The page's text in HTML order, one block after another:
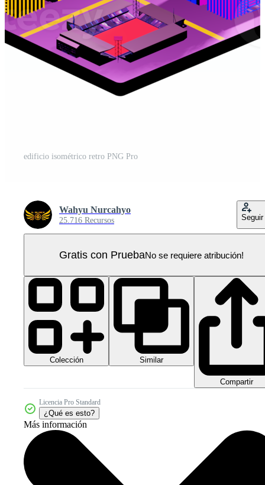
edificio isométrico retro PNG Pro
Wahyu Nurcahyo
25.716 Recursos Seguir
Gratis con PruebaNo se requiere atribución!
Colección Similar
Compartir
Licencia Pro Standard
¿Qué es esto?
Más información